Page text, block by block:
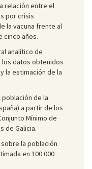
relación entre el
por crisis
la vacuna frente al
cinco años.
analítico de
datos obtenidos
la estimación de la
de la
a partir de los
Mínimo de
de Galicia.
la población
en 100 000